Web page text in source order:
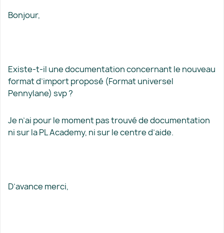
Bonjour,
Existe-t-il une documentation concernant le nouveau
format d’import proposé (Format universel
Pennylane) svp ?
Je n’ai pour le moment pas trouvé de documentation
ni sur la PL Academy, ni sur le centre d’aide.
D’avance merci,